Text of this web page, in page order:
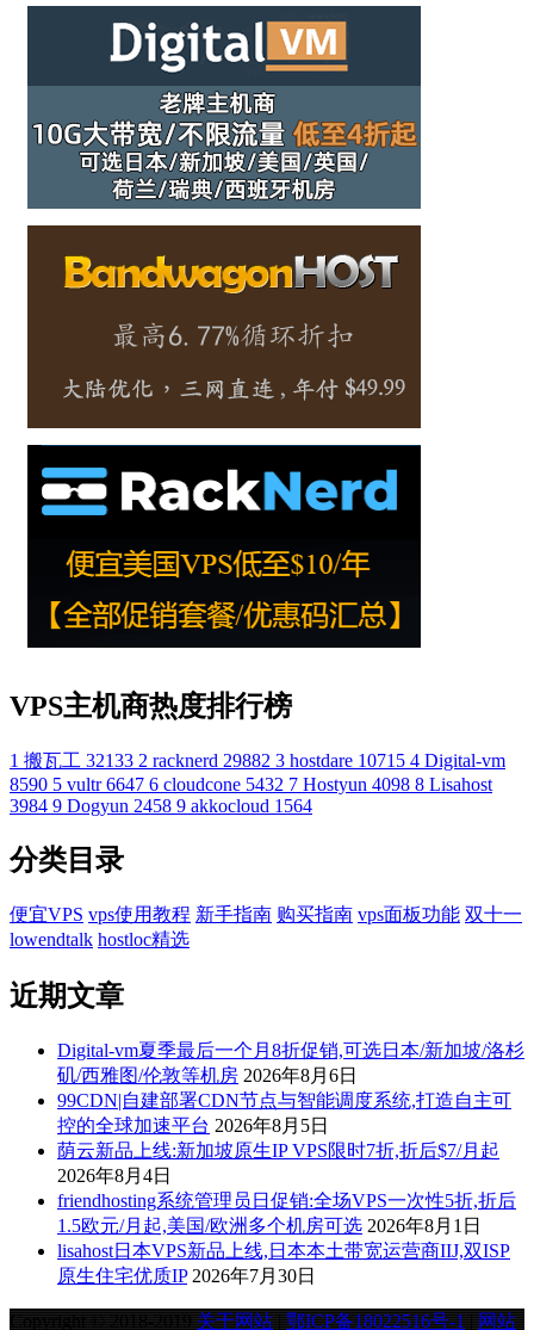
VPS主机商热度排行榜
1 搬瓦工 32133 2 racknerd 29882 3 hostdare 10715 4 Digital-vm
8590 5 vultr 6647 6 cloudcone 5432 7 Hostyun 4098 8 Lisahost
3984 9 Dogyun 2458 9 akkocloud 1564
分类目录
便宜VPS vps使用教程 新手指南 购买指南 vps面板功能 双十一
lowendtalk hostloc精选
近期文章
Digital-vm夏季最后一个月8折促销,可选日本/新加坡/洛杉
矶/西雅图/伦敦等机房 2026年8月6日
99CDN|自建部署CDN节点与智能调度系统,打造自主可
控的全球加速平台 2026年8月5日
荫云新品上线:新加坡原生IP VPS限时7折,折后$7/月起
2026年8月4日
friendhosting系统管理员日促销:全场VPS一次性5折,折后
1.5欧元/月起,美国/欧洲多个机房可选 2026年8月1日
lisahost日本VPS新品上线,日本本土带宽运营商IIJ,双ISP
原生住宅优质IP 2026年7月30日
Copyright © 2018-2019 关于网站 | 鄂ICP备18022516号-1 | 网站